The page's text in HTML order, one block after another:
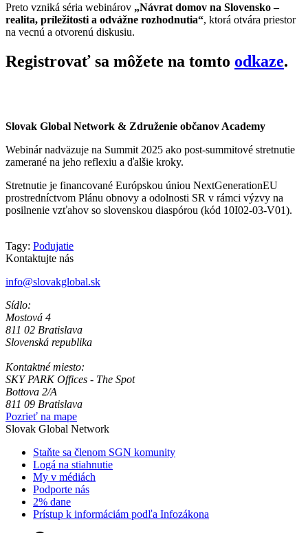
Preto vzniká séria webinárov „Návrat domov na Slovensko –
realita, príležitosti a odvážne rozhodnutia“, ktorá otvára priestor
na vecnú a otvorenú diskusiu.
Registrovať sa môžete na tomto odkaze.
Slovak Global Network & Združenie občanov Academy
Webinár nadväzuje na Summit 2025 ako post-summitové stretnutie
zamerané na jeho reflexiu a ďalšie kroky.
Stretnutie je financované Európskou úniou NextGenerationEU
prostredníctvom Plánu obnovy a odolnosti SR v rámci výzvy na
posilnenie vzťahov so slovenskou diaspórou (kód 10I02-03-V01).
Tagy: Podujatie
Kontaktujte nás
info@slovakglobal.sk
Sídlo:
Mostová 4
811 02 Bratislava
Slovenská republika
Kontaktné miesto:
SKY PARK Offices - The Spot
Bottova 2/A
811 09 Bratislava
Pozrieť na mape
Slovak Global Network
Staňte sa členom SGN komunity
Logá na stiahnutie
My v médiách
Podporte nás
2% dane
Prístup k informáciám podľa Infozákona